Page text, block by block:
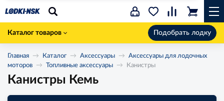
Каталог товаров Подобрать лодку
Главная Каталог Аксессуары
Аксессуары для лодочных
моторов
Топливные аксессуары Канистры
Канистры Кемь